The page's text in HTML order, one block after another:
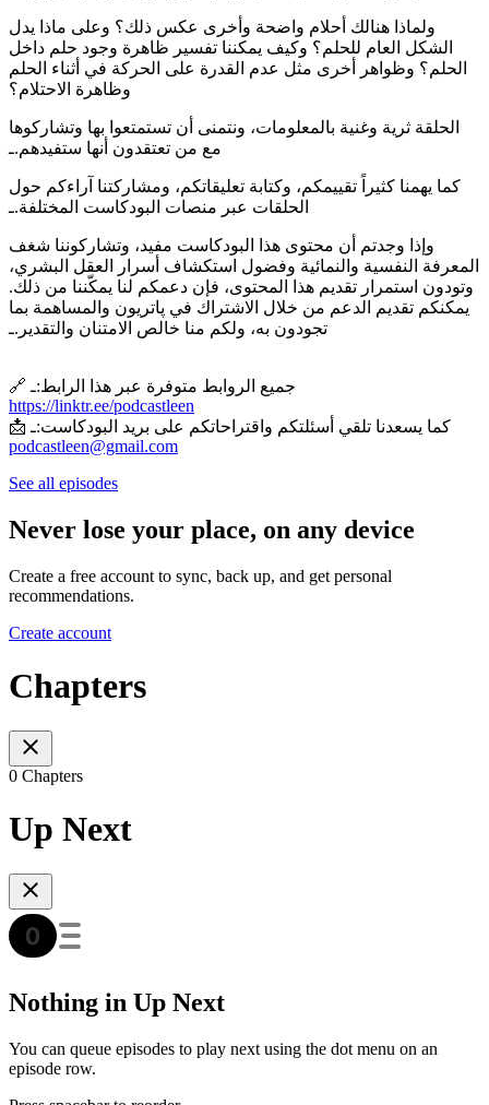
ولماذا هنالك أحلام واضحة وأخرى عكس ذلك؟ وعلى ماذا يدل
الشكل العام للحلم؟ وكيف يمكننا تفسير ظاهرة وجود حلم داخل
الحلم؟ وظواهر أخرى مثل عدم القدرة على الحركة في أثناء الحلم
وظاهرة الاحتلام؟
الحلقة ثرية وغنية بالمعلومات، ونتمنى أن تستمتعوا بها وتشاركوها
مع من تعتقدون أنها ستفيدهم.ـ
كما يهمنا كثيراً تقييمكم، وكتابة تعليقاتكم، ومشاركتنا آراءكم حول
الحلقات عبر منصات البودكاست المختلفة.ـ
وإذا وجدتم أن محتوى هذا البودكاست مفيد، وتشاركوننا شغف
المعرفة النفسية والنمائية وفضول استكشاف أسرار العقل البشري،
وتودون استمرار تقديم هذا المحتوى، فإن دعمكم لنا يمكّننا من ذلك.
يمكنكم تقديم الدعم من خلال الاشتراك في پاتريون والمساهمة بما
تجودون به، ولكم منا خالص الامتنان والتقدير.ـ
🔗 جميع الروابط متوفرة عبر هذا الرابط:ـ
‏https://linktr.ee/podcastleen
📩 كما يسعدنا تلقي أسئلتكم واقتراحاتكم على بريد البودكاست:ـ
‏podcastleen@gmail.com
See all episodes
Never lose your place, on any device
Create a free account to sync, back up, and get personal
recommendations.
Create account
Chapters
0 Chapters
Up Next
Nothing in Up Next
You can queue episodes to play next using the dot menu on an
episode row.